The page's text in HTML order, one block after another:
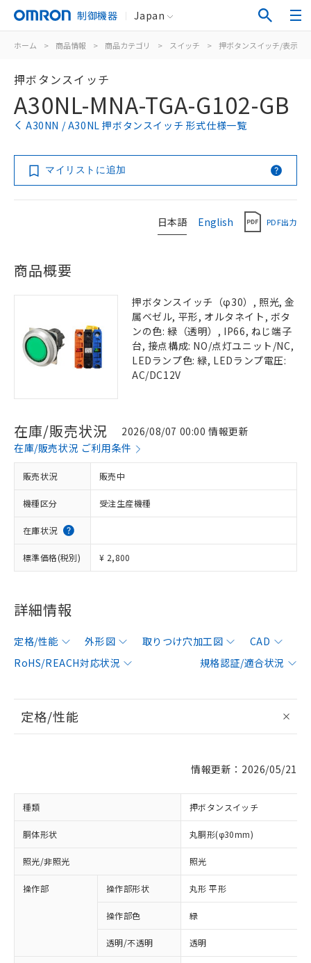
制御機器 Japan
ホーム > 商品情報 > 商品カテゴリ > スイッチ > 押ボタンスイッチ/表示灯
押ボタンスイッチ
A30NL-MNA-TGA-G102-GB
A30NN / A30NL 押ボタンスイッチ 形式仕様一覧
マイリストに追加
日本語 English PDF出力
商品概要
押ボタンスイッチ（φ30）, 照光, 金
属ベゼル, 平形, オルタネイト, ボタ
ンの色: 緑（透明）, IP66, ねじ端子
台, 接点構成: NO/点灯ユニット/NC,
LEDランプ色: 緑, LEDランプ電圧:
AC/DC12V
在庫/販売状況
2026/08/07 00:00 情報更新
在庫/販売状況 ご利用条件
販売状況 販売中
機種区分 受注生産機種
在庫状況
標準価格(税別) ¥ 2,800
詳細情報
定格/性能 外形図 取りつけ穴加工図
CAD
RoHS/REACH対応状況
規格認証/適合状況
定格/性能
情報更新：2026/05/21
種類 押ボタンスイッチ
胴体形状 丸胴形(φ30mm)
照光/非照光 照光
操作部 操作部形状 丸形 平形
操作部色 緑
透明/不透明 透明